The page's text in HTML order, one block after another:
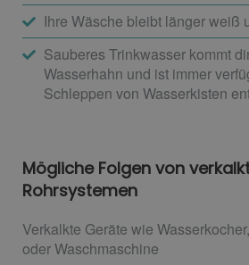
Ihre Wäsche bleibt länger weiß
Sauberes Trinkwasser kommt
Wasserhahn und ist immer
Schleppen von Wasserkisten
Mögliche Folgen von
Rohrsystemen
Verkalkte Geräte wie
oder Waschmaschine